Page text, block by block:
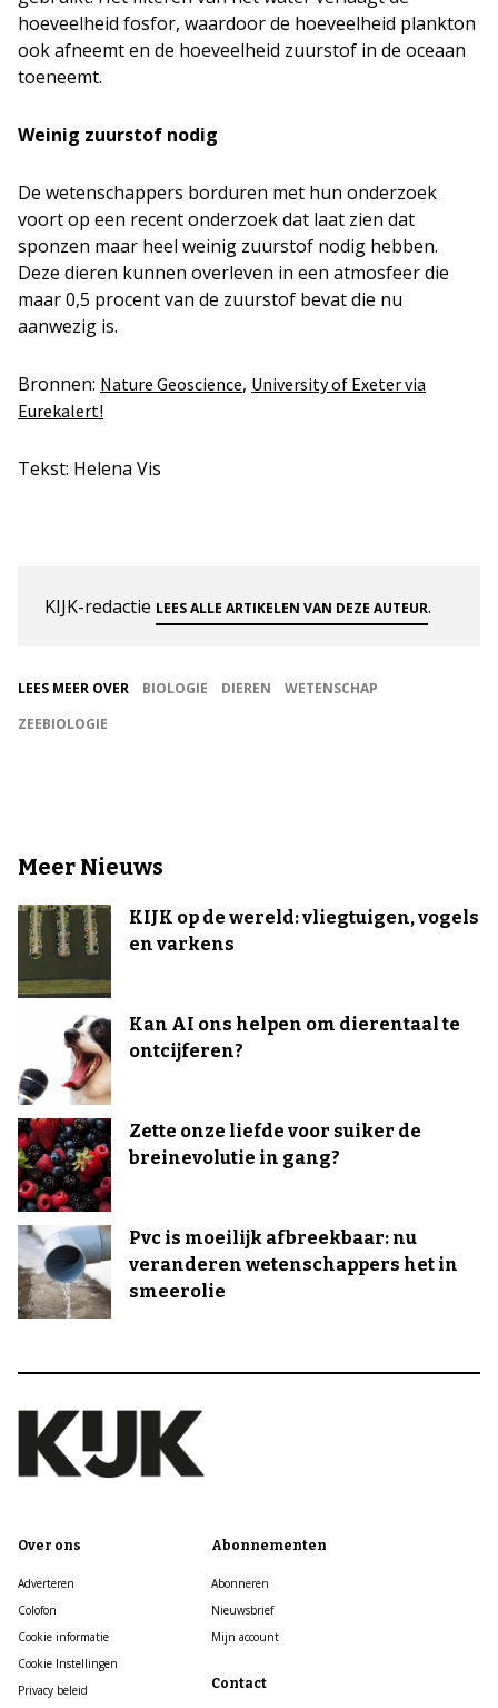
hoeveelheid fosfor, waardoor de hoeveelheid plankton
ook afneemt en de hoeveelheid zuurstof in de oceaan
toeneemt.
Weinig zuurstof nodig
De wetenschappers borduren met hun onderzoek
voort op een recent onderzoek dat laat zien dat
sponzen maar heel weinig zuurstof nodig hebben.
Deze dieren kunnen overleven in een atmosfeer die
maar 0,5 procent van de zuurstof bevat die nu
aanwezig is.
Bronnen: Nature Geoscience, University of Exeter via
Eurekalert!
Tekst: Helena Vis
KIJK-redactie LEES ALLE ARTIKELEN VAN DEZE AUTEUR.
LEES MEER OVER BIOLOGIE DIEREN
WETENSCHAP
ZEEBIOLOGIE
Meer Nieuws
KIJK op de wereld: vliegtuigen, vogels
en varkens
Kan AI ons helpen om dierentaal te
ontcijferen?
Zette onze liefde voor suiker de
breinevolutie in gang?
Pvc is moeilijk afbreekbaar: nu
veranderen wetenschappers het in
smeerolie
Over ons
Adverteren
Colofon
Cookie informatie
Cookie Instellingen
Privacy beleid
Abonnementen
Abonneren
Nieuwsbrief
Mijn account
Contact